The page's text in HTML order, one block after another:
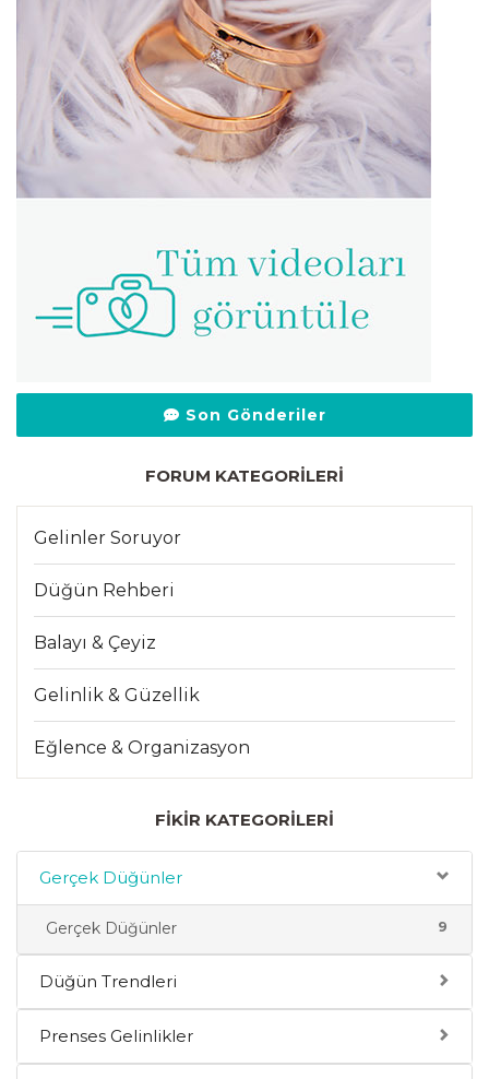
Son Gönderiler
FORUM KATEGORILERI
Gelinler Soruyor
Düğün Rehberi
Balayı & Çeyiz
Gelinlik & Güzellik
Eğlence & Organizasyon
FIKIR KATEGORILERI
Gerçek Düğünler
9
Gerçek Düğünler
Düğün Trendleri
Prenses Gelinlikler